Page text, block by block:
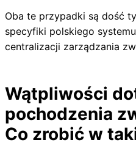
Oba te przypadki są dość
specyfiki polskiego
centralizacji zarządzania
Wątpliwości
pochodzenia
Co zrobić w